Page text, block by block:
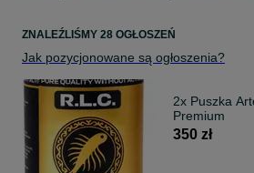
ZNALEŹLIŚMY 28 OGŁOSZEŃ
Jak pozycjonowane są ogłoszenia?
2x Puszka
Premium
350 zł